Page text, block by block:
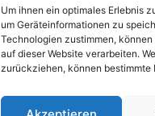
Um ihnen ein optimales Erlebnis
um Geräteinformationen zu
Technologien zustimmen,
auf dieser Website verarbeiten.
zurückziehen, können